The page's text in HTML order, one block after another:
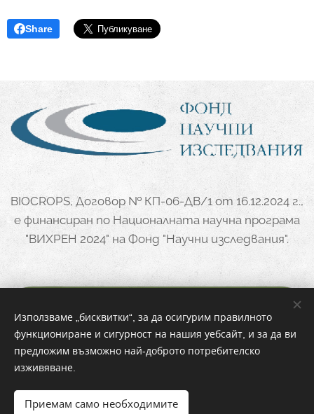
Share
BIOCROPS, Договор № КП-06-ДВ/1 от 16.12.2024 г.,
е финансиран по Националната научна програма
"ВИХРЕН 2024" на Фонд "Научни изследвания".
Бисквитки
Използваме „бисквитки“, за да осигурим правилното
функциониране и сигурност на нашия уебсайт, и за да ви
предложим възможно най-доброто потребителско
изживяване.
Приемам само необходимите